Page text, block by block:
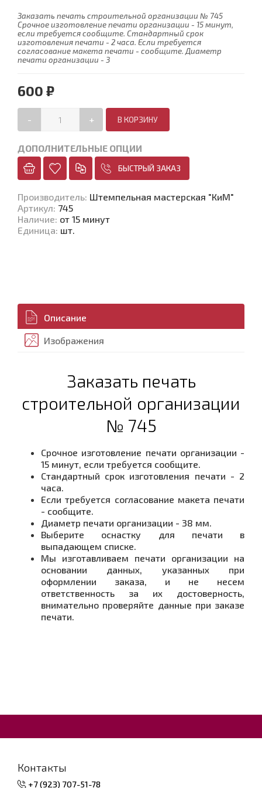
Заказать печать строительной организации № 745
Срочное изготовление печати организации - 15 минут,
если требуется сообщите. Стандартный срок
изготовления печати - 2 часа. Если требуется
согласование макета печати - сообщите. Диаметр
печати организации - 3
600 ₽
- +
ДОПОЛНИТЕЛЬНЫЕ ОПЦИИ
БЫСТРЫЙ ЗАКАЗ
Производитель: Штемпельная мастерская "КиМ"
Артикул: 745
Наличие: от 15 минут
Единица: шт.
Описание
Изображения
Заказать печать
строительной организации
№ 745
Срочное изготовление печати организации -
15 минут, если требуется сообщите.
Стандартный срок изготовления печати - 2
часа.
Если требуется согласование макета печати
- сообщите.
Диаметр печати организации - 38 мм.
Выберите оснастку для печати в
выпадающем списке.
Мы изготавливаем печати организации на
основании данных, указанных при
оформлении заказа, и не несем
ответственность за их достоверность,
внимательно проверяйте данные при заказе
печати.
Контакты
+7 (923) 707-51-78